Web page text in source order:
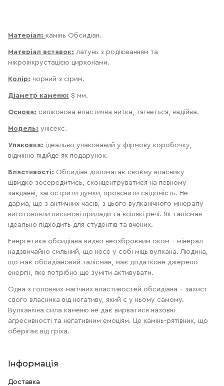
Матеріал: камінь Обсидіан.
Матеріал вставок: латунь з родіюванням та
мікроінкрустацією цирконами.
Колір: чорний з сірим.
Діаметр каменю: 8 мм.
Основа: силіконова еластична нитка, тягнеться, надійна.
Модель: унісекс.
Упаковка: ідеально упакований у фірмову коробочку,
відмінно підійде як подарунок.
Властивості: Обсидіан допомагає своєму власнику
швидко зосередитись, сконцентруватися на певному
завданні, загострити думки, прояснити свідомість. Не
дарма, ще з античних часів, з цього вулканічного мінералу
виготовляли письмові прилади та всілякі речі. Як талісман
ідеально підходить для студентів та вчених.
Енергетика обсидіана видно неозброєним оком – мінерал
надзвичайно сильний, що несе у собі міць вулкана. Людина,
що має обсидіановий талісман, має додаткове джерело
енергії, яке потрібно ще зуміти активувати.
Одна з головних магічних властивостей обсидіана – захист
свого власника від негативу, який є у ньому самому.
Вулканічна сила каменю не дає вирватися назовні
агресивності та негативним емоціям. Це камінь-рятівник, що
оберігає від гріха.
Інформація
Доставка